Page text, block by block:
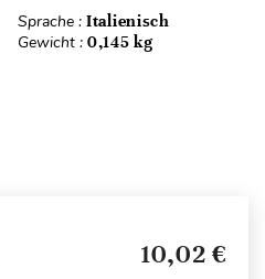
Sprache : Italienisch
Gewicht : 0,145 kg
10,02 €